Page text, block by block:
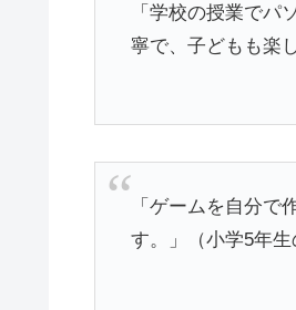
「学校の授業で
寧で、子どもも楽
「ゲームを自分
す。」（小学5年生